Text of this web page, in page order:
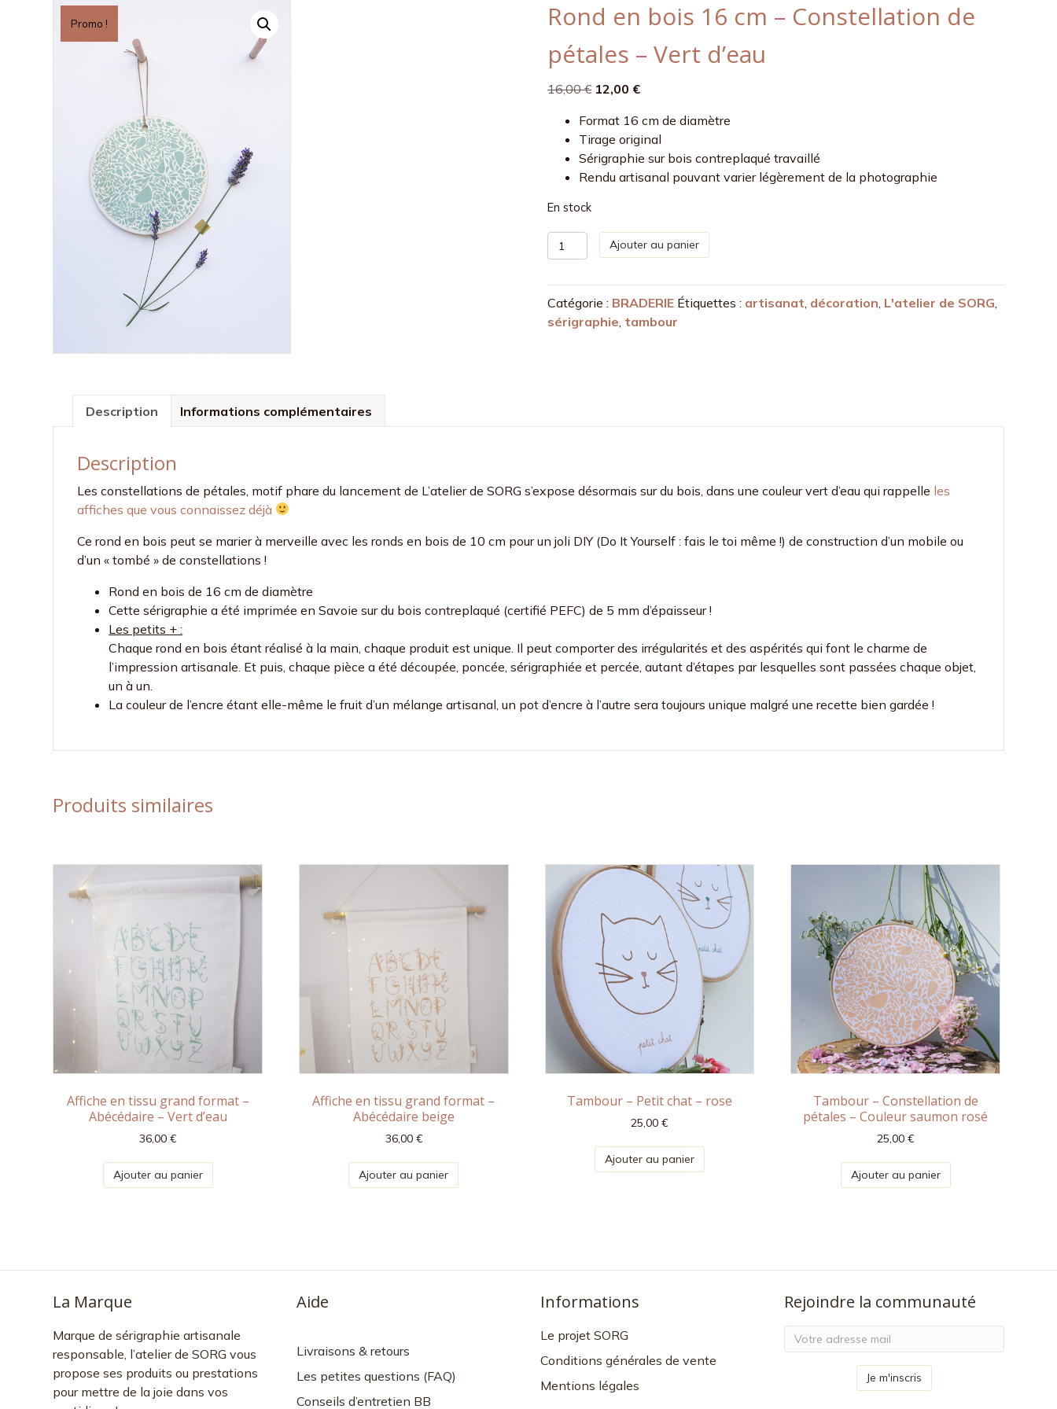
Promo !
Rond en bois 16 cm – Constellation de
pétales – Vert d’eau
16,00€ Le
initial
était :
16,00 €.
12,00 €Le
actuel
est :
12,00 €.
Format 16 cm de diamètre
Tirage original
Sérigraphie sur bois contreplaqué travaillé
Rendu artisanal pouvant varier légèrement de la photographie
En stock
quantité
de
en
bois
pétales
d'eau
Ajouter au panier
Catégorie : BRADERIE Étiquettes : artisanat, décoration, L'atelier de SORG,
sérigraphie, tambour
Description Informations complémentaires
Description
Les constellations de pétales, motif phare du lancement de L’atelier de SORG s’expose désormais sur du bois, dans une couleur vert d’eau qui rappelle les
affiches que vous connaissez déjà
Ce rond en bois peut se marier à merveille avec les ronds en bois de 10 cm pour un joli DIY (Do It Yourself : fais le toi même !) de construction d’un mobile ou
d’un « tombé » de constellations !
Rond en bois de 16 cm de diamètre
Cette sérigraphie a été imprimée en Savoie sur du bois contreplaqué (certifié PEFC) de 5 mm d’épaisseur !
Les petits + :
Chaque rond en bois étant réalisé à la main, chaque produit est unique. Il peut comporter des irrégularités et des aspérités qui font le charme de
l’impression artisanale. Et puis, chaque pièce a été découpée, poncée, sérigraphiée et percée, autant d’étapes par lesquelles sont passées chaque objet,
un à un.
La couleur de l’encre étant elle-même le fruit d’un mélange artisanal, un pot d’encre à l’autre sera toujours unique malgré une recette bien gardée !
Produits similaires
Affiche en tissu grand format –
Abécédaire – Vert d’eau
36,00€
Ajouter au panier
Affiche en tissu grand format –
Abécédaire beige
36,00 €
Ajouter au panier
Tambour – Petit chat – rose
25,00€
Ajouter au panier
Tambour – Constellation de
pétales – Couleur saumon rosé
25,00€
Ajouter au panier
La Marque
Marque de sérigraphie artisanale
responsable, l’atelier de SORG vous
propose ses produits ou prestations
pour mettre de la joie dans vos
Aide
Livraisons & retours
Les petites questions (FAQ)
Conseils d’entretien BB
Informations
Le projet SORG
Conditions générales de vente
Mentions légales
Rejoindre la communauté